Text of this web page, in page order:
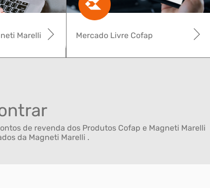
Mercado Livre Cofap
Marelli
de revenda dos Produtos Cofap e Magneti Marelli
da Magneti Marelli .